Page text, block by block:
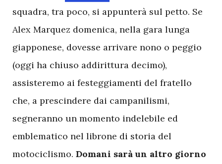
squadra, tra poco, si appunterà sul petto. Se
Alex Marquez domenica, nella gara lunga
giapponese, dovesse arrivare nono o peggio
(oggi ha chiuso addirittura decimo),
assisteremo ai festeggiamenti del fratello
che, a prescindere dai campanilismi,
segneranno un momento indelebile ed
emblematico nel librone di storia del
motociclismo. Domani sarà un altro giorno